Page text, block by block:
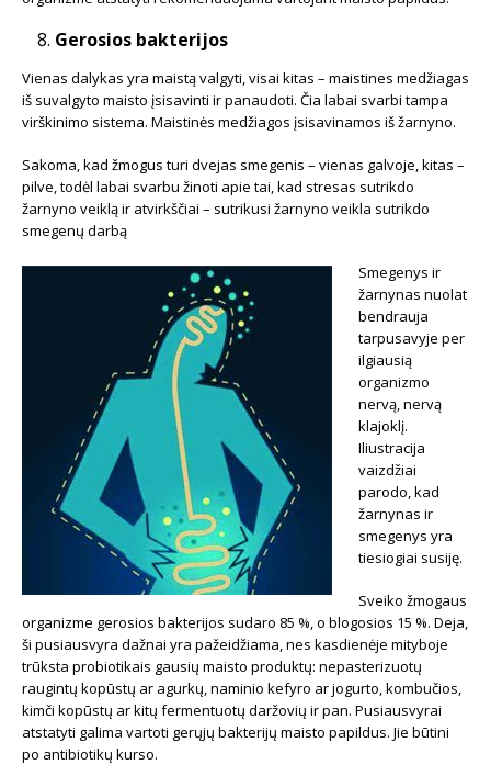
Gerosios bakterijos
Vienas dalykas yra maistą valgyti, visai kitas – maistines medžiagas
iš suvalgyto maisto įsisavinti ir panaudoti. Čia labai svarbi tampa
virškinimo sistema. Maistinės medžiagos įsisavinamos iš žarnyno.
Sakoma, kad žmogus turi dvejas smegenis – vienas galvoje, kitas –
pilve, todėl labai svarbu žinoti apie tai, kad stresas sutrikdo
žarnyno veiklą ir atvirkščiai – sutrikusi žarnyno veikla sutrikdo
smegenų darbą
Smegenys ir
žarnynas nuolat
bendrauja
tarpusavyje per
ilgiausią
organizmo
nervą, nervą
klajoklį.
Iliustracija
vaizdžiai
parodo, kad
žarnynas ir
smegenys yra
tiesiogiai susiję.
Sveiko žmogaus
organizme gerosios bakterijos sudaro 85 %, o blogosios 15 %. Deja,
ši pusiausvyra dažnai yra pažeidžiama, nes kasdienėje mityboje
trūksta probiotikais gausių maisto produktų: nepasterizuotų
raugintų kopūstų ar agurkų, naminio kefyro ar jogurto, kombučios,
kimči kopūstų ar kitų fermentuotų daržovių ir pan. Pusiausvyrai
atstatyti galima vartoti gerųjų bakterijų maisto papildus. Jie būtini
po antibiotikų kurso.